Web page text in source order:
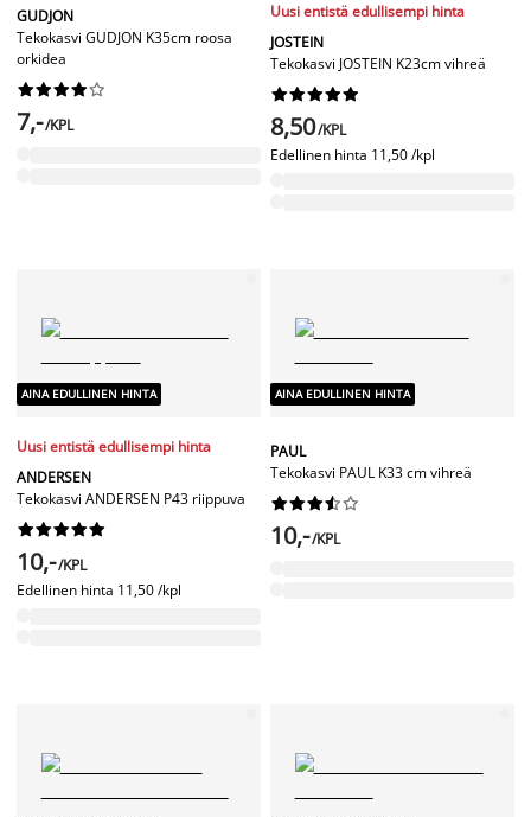
GUDJON
Tekokasvi GUDJON K35cm roosa
orkidea






7,-/KPL
Uusi entistä edullisempi hinta
JOSTEIN
Tekokasvi JOSTEIN K23cm vihreä






8,50/KPL
Edellinen hinta 11,50 /kpl
AINA EDULLINEN HINTA
Uusi entistä edullisempi hinta
ANDERSEN
Tekokasvi ANDERSEN P43 riippuva






10,-/KPL
Edellinen hinta 11,50 /kpl
AINA EDULLINEN HINTA
PAUL
Tekokasvi PAUL K33 cm vihreä






10,-/KPL